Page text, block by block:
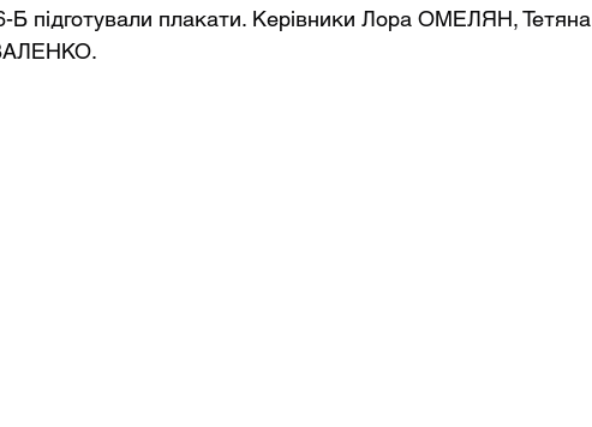
Б підготували плакати. Керівники Лора ОМЕЛЯН, Тетяна